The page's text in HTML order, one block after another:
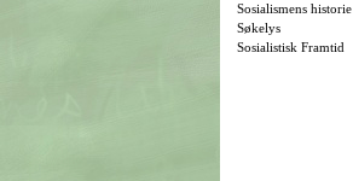
Sosialismens historie
Søkelys
Sosialistisk Framtid